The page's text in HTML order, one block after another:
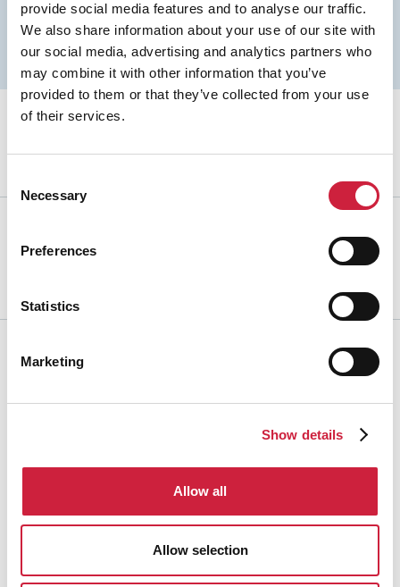
provide social media features and to analyse our traffic.
We also share information about your use of our site with
our social media, advertising and analytics partners who
may combine it with other information that you’ve
provided to them or that they’ve collected from your use
of their services.
Selection
Necessary
Preferences
Statistics
Marketing
Show details
Allow all
Allow selection
¡Solicite una cotización sin compromiso
aquí!
Solicite cotización
Home // Productos
Hydraulic